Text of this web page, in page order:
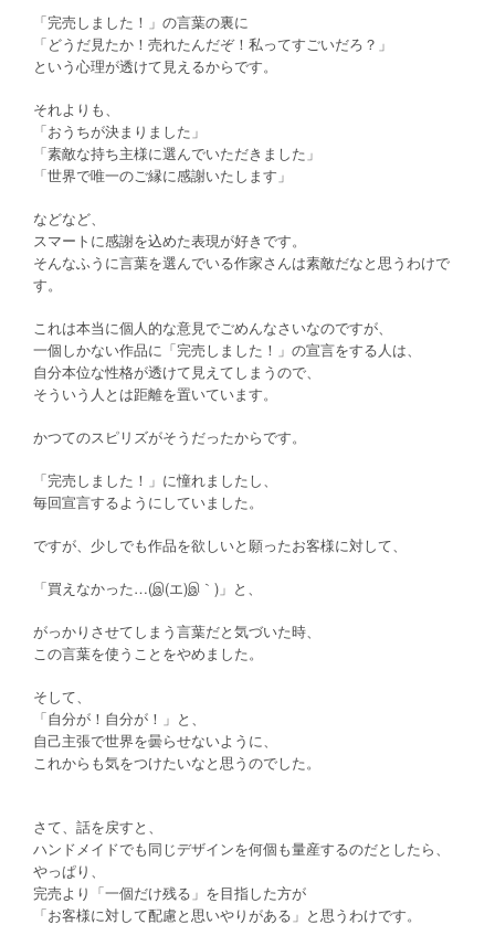
「完売しました！」の言葉の裏に
「どうだ見たか！売れたんだぞ！私ってすごいだろ？」
という心理が透けて見えるからです。
それよりも、
「おうちが決まりました」
「素敵な持ち主様に選んでいただきました」
「世界で唯一のご縁に感謝いたします」
などなど、
スマートに感謝を込めた表現が好きです。
そんなふうに言葉を選んでいる作家さんは素敵だなと思うわけで
す。
これは本当に個人的な意見でごめんなさいなのですが、
一個しかない作品に「完売しました！」の宣言をする人は、
自分本位な性格が透けて見えてしまうので、
そういう人とは距離を置いています。
かつてのスピリズがそうだったからです。
「完売しました！」に憧れましたし、
毎回宣言するようにしていました。
ですが、少しでも作品を欲しいと願ったお客様に対して、
「買えなかった…(இ(エ)இ ｀)」と、
がっかりさせてしまう言葉だと気づいた時、
この言葉を使うことをやめました。
そして、
「自分が！自分が！」と、
自己主張で世界を曇らせないように、
これからも気をつけたいなと思うのでした。
さて、話を戻すと、
ハンドメイドでも同じデザインを何個も量産するのだとしたら、
やっぱり、
完売より「一個だけ残る」を目指した方が
「お客様に対して配慮と思いやりがある」と思うわけです。